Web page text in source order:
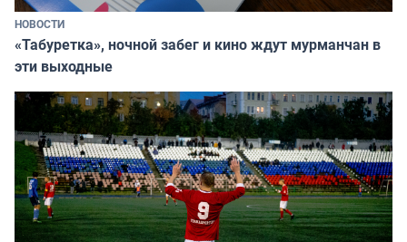
НОВОСТИ
«Табуретка», ночной забег и кино ждут мурманчан в
эти выходные